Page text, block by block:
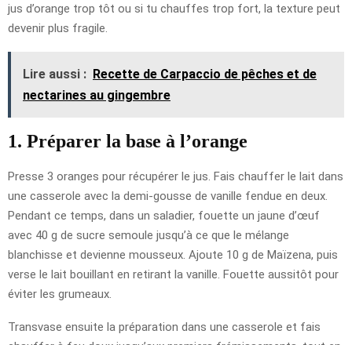
jus d’orange trop tôt ou si tu chauffes trop fort, la texture peut
devenir plus fragile.
Lire aussi : Recette de Carpaccio de pêches et de
nectarines au gingembre
1. Préparer la base à l’orange
Presse 3 oranges pour récupérer le jus. Fais chauffer le lait dans
une casserole avec la demi-gousse de vanille fendue en deux.
Pendant ce temps, dans un saladier, fouette un jaune d’œuf
avec 40 g de sucre semoule jusqu’à ce que le mélange
blanchisse et devienne mousseux. Ajoute 10 g de Maïzena, puis
verse le lait bouillant en retirant la vanille. Fouette aussitôt pour
éviter les grumeaux.
Transvase ensuite la préparation dans une casserole et fais